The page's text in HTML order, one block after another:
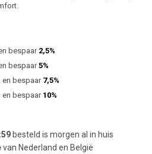
bespaar 2,5%
bespaar5%
en bespaar7,5%
en bespaar10%
besteld is morgen al in huis
van Nederland en België